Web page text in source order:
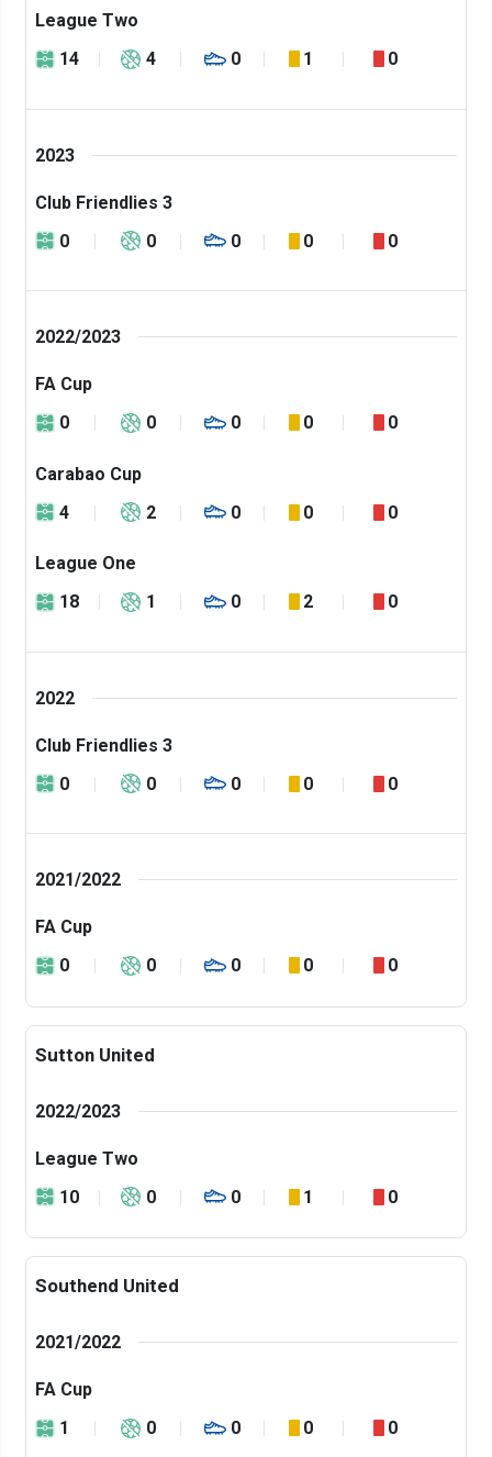
League Two
14
4 0 1 0
2023
Club Friendlies 3
0
0 0 0 0
2022/2023
FA Cup
0
0 0 0 0
Carabao Cup
4
2 0 0 0
League One
18
1 0 2 0
2022
Club Friendlies 3
0
0 0 0 0
2021/2022
FA Cup
0
0 0 0 0
Sutton United
2022/2023
League Two
10
0 0 1 0
Southend United
2021/2022
FA Cup
1
0 0 0 0